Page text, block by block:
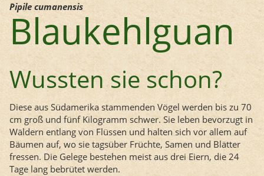
Pipile cumanensis
Blaukehlguan
Wussten sie schon?
Diese aus Südamerika stammenden Vögel werden bis zu 70
cm groß und fünf Kilogramm schwer. Sie leben bevorzugt in
Wäldern entlang von Flüssen und halten sich vor allem auf
Bäumen auf, wo sie tagsüber Früchte, Samen und Blätter
fressen. Die Gelege bestehen meist aus drei Eiern, die 24
Tage lang bebrütet werden.